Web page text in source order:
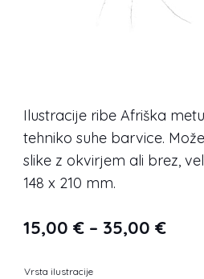
Ilustracije ribe Afriška
tehniko suhe barvice.
slike z okvirjem ali brez,
148 x 210 mm.
15,00 € – 35,00 €
Vrsta ilustracije